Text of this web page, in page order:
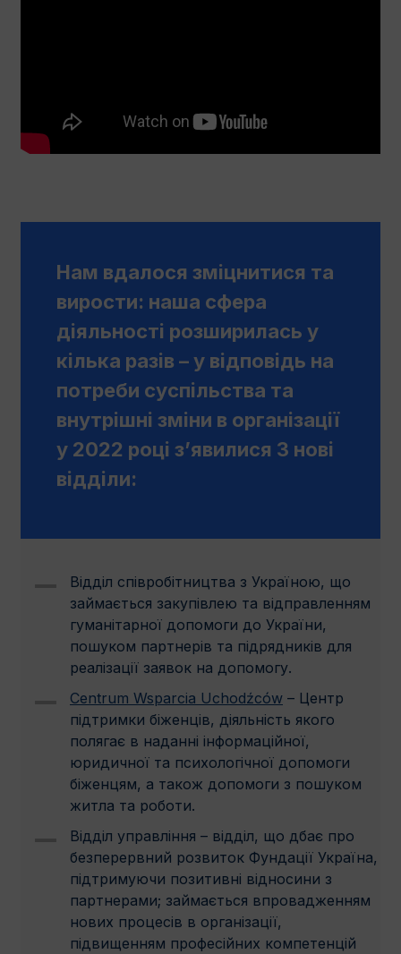
Нам вдалося зміцнитися та
вирости: наша сфера
діяльності розширилась у
кілька разів – у відповідь на
потреби суспільства та
внутрішні зміни в організації
у 2022 році з’явилися 3 новi
відділи:
Відділ співробітництва з Україною, що
займається закупівлею та відправленням
гуманітарної допомоги до України,
пошуком партнерів та підрядників для
реалізації заявок на допомогу.
Centrum Wsparcia Uchodźców – Центр
підтримки біженців, діяльність якого
полягає в наданні інформаційної,
юридичної та психологічної допомоги
біженцям, а також допомоги з пошуком
житла та роботи.
Відділ управління – відділ, що дбає про
безперервний розвиток Фундації Україна,
підтримуючи позитивні відносини з
партнерами; займається впровадженням
нових процесів в організації,
пiдвищенням професійних компетенцій